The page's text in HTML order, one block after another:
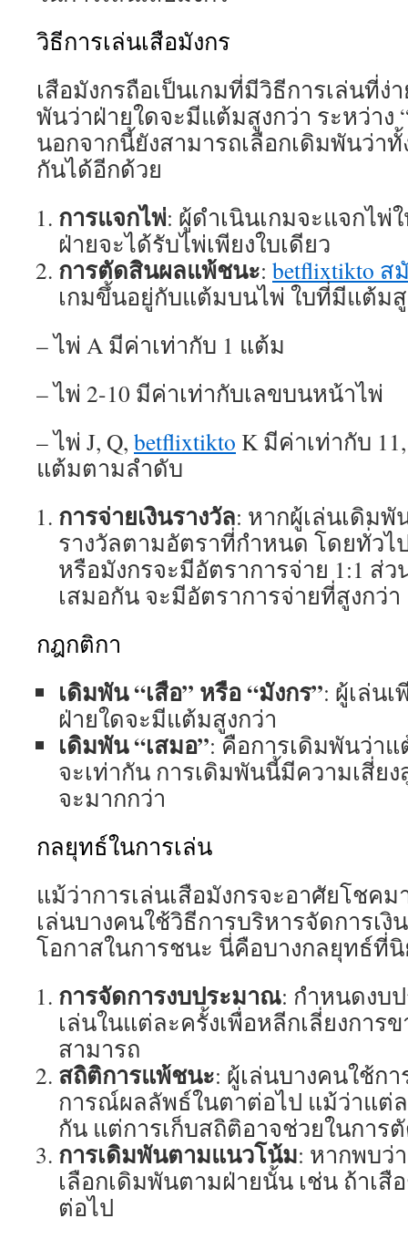
วิธีการเล่นเสือมังกร
เสือมังกรถือเป็นเกมที่มีวิธีการเล่นที่ง่
พันว่าฝ่ายใดจะมีแต้มสูงกว่า ระหว่าง
นอกจากนี้ยังสามารถเลือกเดิมพันว่า
กันได้อีกด้วย
การแจกไพ่: ผู้ดำเนินเกมจะแจกไพ่
ฝ่ายจะได้รับไพ่เพียงใบเดียว
การตัดสินผลแพ้ชนะ: betflixtikto ส
เกมขึ้นอยู่กับแต้มบนไพ่ ใบที่มีแต้ม
– ไพ่ A มีค่าเท่ากับ 1 แต้ม
– ไพ่ 2-10 มีค่าเท่ากับเลขบนหน้าไพ่
– ไพ่ J, Q, betflixtikto K มีค่าเท่ากับ
แต้มตามลำดับ
การจ่ายเงินรางวัล: หากผู้เล่นเดิมพั
รางวัลตามอัตราที่กำหนด โดยทั่วไ
หรือมังกรจะมีอัตราการจ่าย 1:1 ส่
เสมอกัน จะมีอัตราการจ่ายที่สูงกว่า
กฎกติกา
เดิมพัน “เสือ” หรือ “มังกร”: ผู้เล่น
ฝ่ายใดจะมีแต้มสูงกว่า
เดิมพัน “เสมอ”: คือการเดิมพันว่า
จะเท่ากัน การเดิมพันนี้มีความเสี่ย
จะมากกว่า
กลยุทธ์ในการเล่น
แม้ว่าการเล่นเสือมังกรจะอาศัยโชค
เล่นบางคนใช้วิธีการบริหารจัดการเงิ
โอกาสในการชนะ นี่คือบางกลยุทธ์ที่
การจัดการงบประมาณ: กำหนดงบ
เล่นในแต่ละครั้งเพื่อหลีกเลี่ยงการ
สามารถ
สถิติการแพ้ชนะ: ผู้เล่นบางคนใช้ก
การณ์ผลลัพธ์ในตาต่อไป แม้ว่าแต่
กัน แต่การเก็บสถิติอาจช่วยในการ
การเดิมพันตามแนวโน้ม: หากพบว่
เลือกเดิมพันตามฝ่ายนั้น เช่น ถ้าเสื
ต่อไป